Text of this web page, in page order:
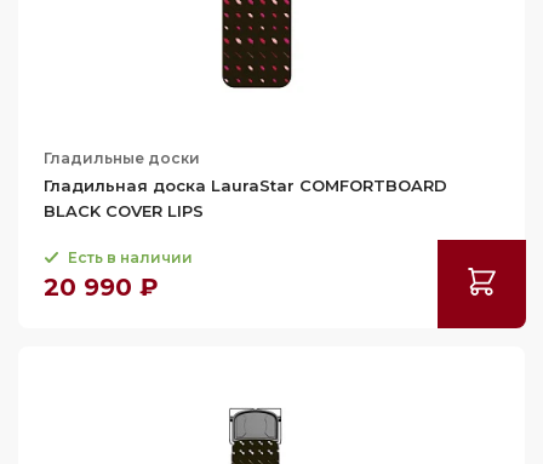
Гладильные доски
Гладильная доска LauraStar COMFORTBOARD
BLACK COVER LIPS
Есть в наличии
20 990 ₽